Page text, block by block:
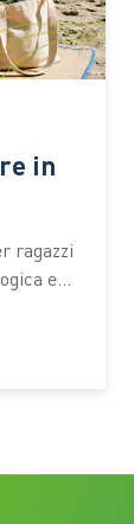
in
ragazzi
e
una